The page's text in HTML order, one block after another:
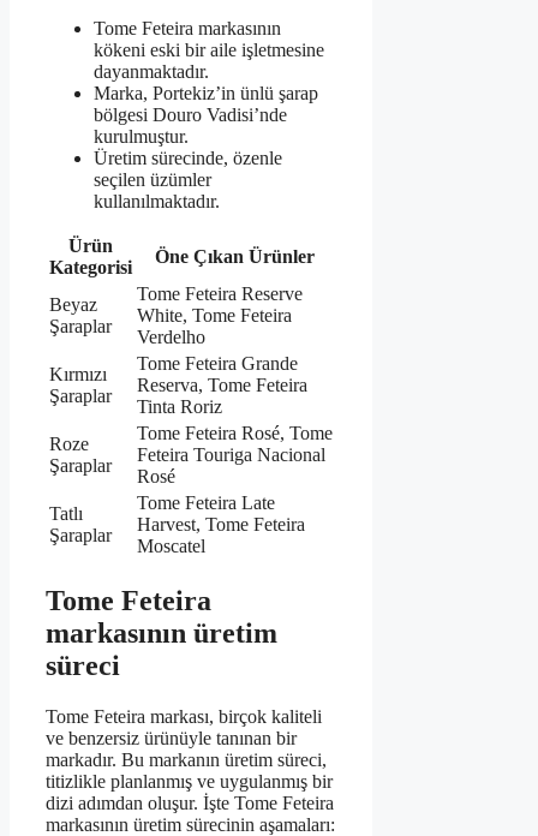
Tome Feteira markasının
kökeni eski bir aile işletmesine
dayanmaktadır.
Marka, Portekiz’in ünlü şarap
bölgesi Douro Vadisi’nde
kurulmuştur.
Üretim sürecinde, özenle
seçilen üzümler
kullanılmaktadır.
Ürün
Kategorisi
Öne Çıkan Ürünler
Beyaz
Şaraplar
Tome Feteira Reserve
White, Tome Feteira
Verdelho
Kırmızı
Şaraplar
Tome Feteira Grande
Reserva, Tome Feteira
Tinta Roriz
Roze
Şaraplar
Tome Feteira Rosé, Tome
Feteira Touriga Nacional
Rosé
Tatlı
Şaraplar
Tome Feteira Late
Harvest, Tome Feteira
Moscatel
Tome Feteira
markasının üretim
süreci
Tome Feteira markası, birçok kaliteli
ve benzersiz ürünüyle tanınan bir
markadır. Bu markanın üretim süreci,
titizlikle planlanmış ve uygulanmış bir
dizi adımdan oluşur. İşte Tome Feteira
markasının üretim sürecinin aşamaları: